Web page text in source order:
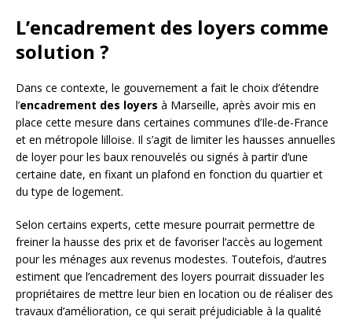
L’encadrement des loyers comme
solution ?
Dans ce contexte, le gouvernement a fait le choix d’étendre
l’encadrement des loyers à Marseille, après avoir mis en
place cette mesure dans certaines communes d’Ile-de-France
et en métropole lilloise. Il s’agit de limiter les hausses annuelles
de loyer pour les baux renouvelés ou signés à partir d’une
certaine date, en fixant un plafond en fonction du quartier et
du type de logement.
Selon certains experts, cette mesure pourrait permettre de
freiner la hausse des prix et de favoriser l’accès au logement
pour les ménages aux revenus modestes. Toutefois, d’autres
estiment que l’encadrement des loyers pourrait dissuader les
propriétaires de mettre leur bien en location ou de réaliser des
travaux d’amélioration, ce qui serait préjudiciable à la qualité